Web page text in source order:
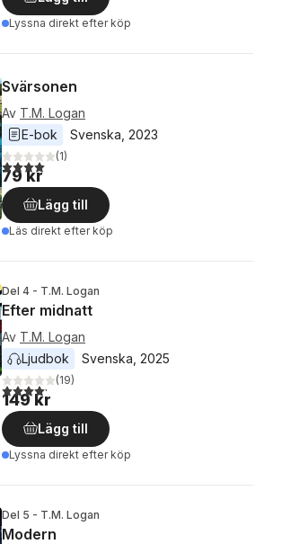
Lyssna direkt efter köp
Svärsonen
Av T.M. Logan
E-bok
Svenska 2023
4,0utav 5 stjärnor. Totalt antal röster:
(1)
79 kr
Lägg till
Läs direkt efter köp
Del 4 - T.M. Logan
Efter midnatt
Av T.M. Logan
Ljudbok
Svenska 2025
4,2utav 5 stjärnor. Totalt antal röster:
(19)
149 kr
Lägg till
Lyssna direkt efter köp
Del 5 - T.M. Logan
Modern